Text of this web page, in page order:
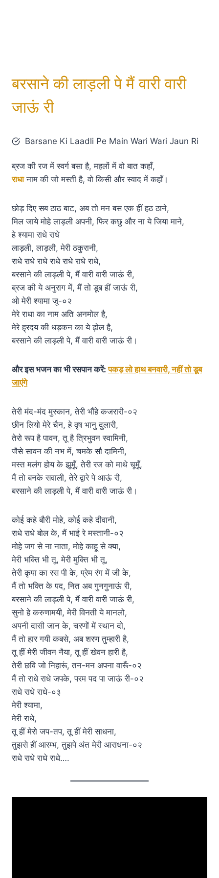
बरसाने की लाड़ली पे मैं वारी वारी
जाऊं री
Barsane Ki Laadli Pe Main Wari Wari Jaun Ri
ब्रज की रज में स्वर्ग बसा है, महलों में वो बात कहाँ,
राधानाम की जो मस्ती है, वो किसी और स्वाद में कहाँ।
छोड़ दिए सब ठाठ बाट, अब तो मन बस एक हीं हठ ठाने,
मिल जाये मोहे लाड़ली अपनी, फिर कछु और ना ये जिया माने,
हे श्यामा राधे राधे
लाड़ली, लाड़ली, मेरी ठकुरानी,
राधे राधे राधे राधे राधे राधे राधे,
बरसाने की लाड़ली पे, मैं वारी वारी जाऊं री,
ब्रज की ये अनुराग में, मैं तो डूब हीं जाऊं री,
ओ मेरी श्यामा जू-०२
मेरे राधा का नाम अति अनमोल है,
मेरे ह्रदय की धड़कन का ये ढ़ोल है,
बरसाने की लाड़ली पे, मैं वारी वारी जाऊं री।
और इस भजन का भी रसपान करें:पकड़ लो हाथ बनवारी, नहीं तो डूब
जाएंगे
तेरी मंद-मंद मुस्कान, तेरी भौंहे कजरारी-०२
छीन लियो मेरे चैन, हे वृष भानु दुलारी,
तेरो रूप है पावन, तू है त्रिभुवन स्वामिनी,
जैसे सावन की नभ में, चमके सौ दामिनी,
मस्त मलंग होय के झूमूँ, तेरी रज को माथे चूमूँ,
मैं तो बनके सवाली, तेरे द्वारे पे आऊं री,
बरसाने की लाड़ली पे, मैं वारी वारी जाऊं री।
कोई कहे बौरी मोहे, कोई कहे दीवानी,
राधे राधे बोल के, मैं भाई रे मस्तानी-०२
मोहे जग से ना नाता, मोहे काहू से क्या,
मेरी भक्ति भी तू, मेरी मुक्ति भी तू,
तेरी कृपा का रस पी के, प्रेम रंग में जी के,
मैं तो भक्ति के पद, नित अब गुनगुनाऊं री,
बरसाने की लाड़ली पे, मैं वारी वारी जाऊं री,
सुनो हे करुणामयी, मेरी विनती ये मानलो,
अपनी दासी जान के, चरणों में स्थान दो,
मैं तो हार गयी कबसे, अब शरण तुम्हारी है,
तू हीं मेरी जीवन नैया, तू हीं खेवन हारी है,
तेरी छवि जो निहारूं, तन-मन अपना वारूँ-०२
मैं तो राधे राधे जपके, परम पद पा जाऊं री-०२
राधे राधे राधे-०३
मेरी श्यामा,
मेरी राधे,
तू हीं मेरो जप-तप, तू हीं मेरी साधना,
तुझसे हीं आरम्भ, तुझपे अंत मेरी आराधना-०२
राधे राधे राधे राधे….